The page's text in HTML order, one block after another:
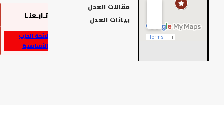
مقالات العدل
بيانات العدل
تـابـعنـا
لائحة الحزب
الأساسية